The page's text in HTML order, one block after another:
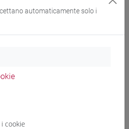
automaticamente solo i
cookie